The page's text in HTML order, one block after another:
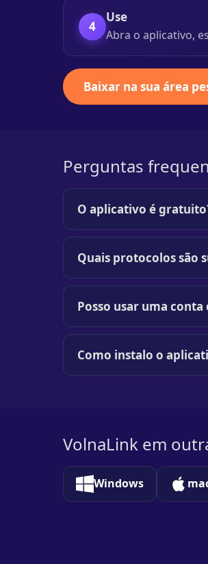
4
Use
Abra o aplicativo,
Baixar na sua área
Perguntas
O aplicativo é
Quais protocolos são
Posso usar uma
Como instalo o
VolnaLink em
Windows